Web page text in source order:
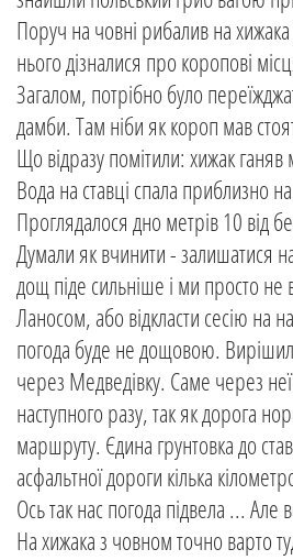
Поруч на човні рибалив на
нього дізналися про коропові
Загалом, потрібно було
дамби. Там ніби як короп мав
Що відразу помітили: хижак
Вода на ставці спала приблизно
Проглядалося дно метрів 10 від
Думали як вчинити - залишатися
дощ піде сильніше і ми просто не
Ланосом, або відкласти сесію на
погода буде не дощовою.
через Медведівку. Саме через
наступного разу, так як дорога
маршруту. Єдина грунтовка до
асфальтної дороги кілька
Ось так нас погода підвела ... Але
На хижака з човном точно варто